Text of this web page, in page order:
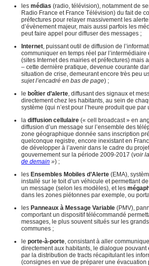
les médias (radio, télévision), notamment de
Radio France et France Télévision) du fait de
préfectures pour relayer massivement les
d’évènement majeur, mais aussi parfois les
peut faire appel pour diffuser des messages ;
Internet, puissant outil de diffusion de
communiquer en temps réel par
(sites Internet des mairies et préfectures) mais
– cette dernière pratique, devenue courante
situation de crise, demeurant encore très peu
sujet l’encadré en bas de page) ;
le boîtier d’alerte, diffusant des signaux et
directement chez les habitants, au sein de
système (qui n’est pour l’heure produit que
la diffusion cellulaire (« cell broadcast » en
diffusion d’un message sur l’ensemble des
zone géographique donnée sans inscription
quelconque registre, encore inexistant en
de développer à l’avenir dans le cadre du
gouvernement sur la période 2009-2017 (voir
de demain ») ;
les Ensembles Mobiles d’Alerte (EMA),
installé sur le toit d’un véhicule et permettant
un message (selon les modèles), et les
dans les zones piétonnes par exemple, ou
les Panneaux à Message Variable (PMV),
comportant un dispositif télécommandé
messages, le plus souvent situés sur les
communes ;
le porte-à-porte, consistant à aller
directement aux habitants, le dialogue pouvant
par la distribution de tracts récapitulant les
(consignes en vue de préparer une évacuation